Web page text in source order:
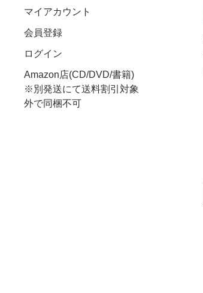
マイアカウント
会員登録
ログイン
Amazon店(CD/DVD/書籍)
※別発送にて送料割引対象
外で同梱不可